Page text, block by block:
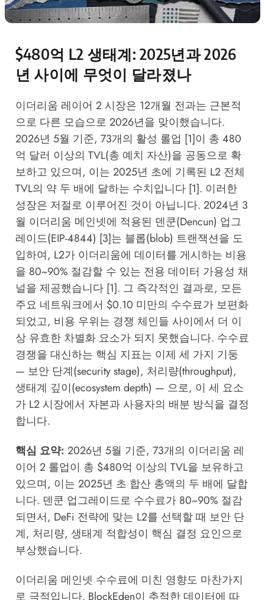
$480억 L2 생태계: 2025년과 2026
년 사이에 무엇이 달라졌나
이더리움 레이어 2 시장은 12개월 전과는 근본적
으로 다른 모습으로 2026년을 맞이했습니다.
2026년 5월 기준, 73개의 활성 롤업 [1]이 총 480
억 달러 이상의 TVL(총 예치 자산)을 공동으로 확
보하고 있으며, 이는 2025년 초에 기록된 L2 전체
TVL의 약 두 배에 달하는 수치입니다 [1]. 이러한
성장은 저절로 이루어진 것이 아닙니다. 2024년 3
월 이더리움 메인넷에 적용된 덴쿤(Dencun) 업그
레이드(EIP-4844) [3]는 블롭(blob) 트랜잭션을 도
입하여, L2가 이더리움에 데이터를 게시하는 비용
을 80~90% 절감할 수 있는 전용 데이터 가용성 채
널을 제공했습니다 [1]. 그 즉각적인 결과로, 모든
주요 네트워크에서 $0.10 미만의 수수료가 보편화
되었고, 비용 우위는 경쟁 체인들 사이에서 더 이
상 유효한 차별화 요소가 되지 못했습니다. 수수료
경쟁을 대신하는 핵심 지표는 이제 세 가지 기둥
— 보안 단계(security stage), 처리량(throughput),
생태계 깊이(ecosystem depth) — 으로, 이 세 요소
가 L2 시장에서 자본과 사용자의 배분 방식을 결정
합니다.
핵심 요약: 2026년 5월 기준, 73개의 이더리움 레
이어 2 롤업이 총 $480억 이상의 TVL을 보유하고
있으며, 이는 2025년 초 합산 총액의 두 배에 달합
니다. 덴쿤 업그레이드로 수수료가 80~90% 절감
되면서, DeFi 전략에 맞는 L2를 선택할 때 보안 단
계, 처리량, 생태계 적합성이 핵심 결정 요인으로
부상했습니다.
이더리움 메인넷 수수료에 미친 영향도 마찬가지
로 극적입니다. BlockEden이 추적한 데이터에 따